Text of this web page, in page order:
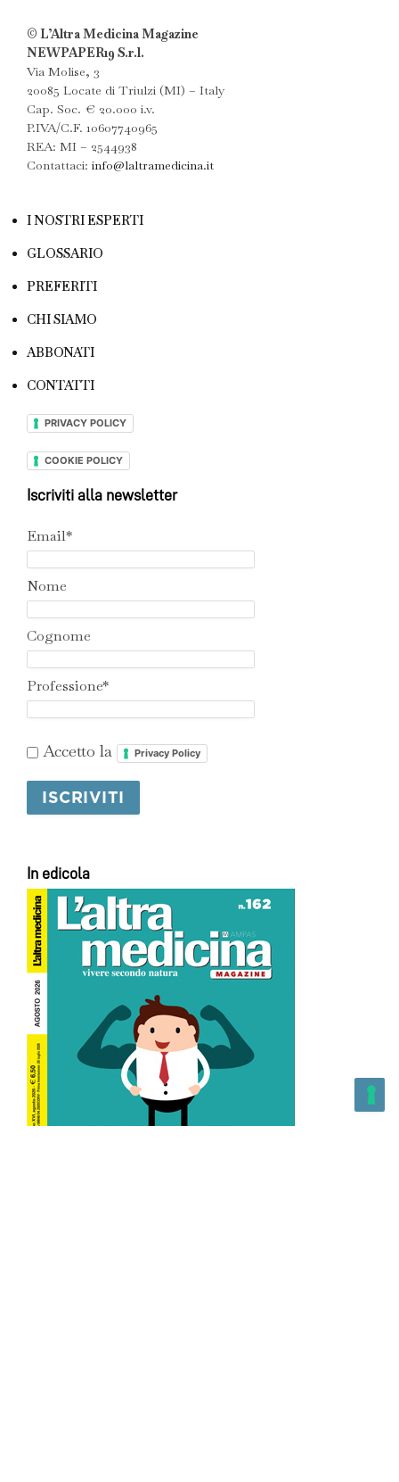
© L’Altra Medicina Magazine
NEWPAPER19 S.r.l.
Via Molise, 3
20085 Locate di Triulzi (MI) – Italy
Cap. Soc. € 20.000 i.v.
P.IVA/C.F. 10607740965
REA: MI – 2544938
Contattaci: info@laltramedicina.it
I NOSTRI ESPERTI
GLOSSARIO
PREFERITI
CHI SIAMO
ABBONATI
CONTATTI
PRIVACY POLICY
COOKIE POLICY
Iscriviti alla newsletter
Email*
Nome
Cognome
Professione*
Accetto la Privacy Policy
In edicola